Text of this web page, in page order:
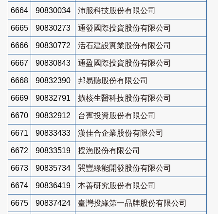
6664 90830034 沛服科技股份有限公司
6665 90830273 通發國際投資股份有限公司
6666 90830772 活石建設實業股份有限公司
6667 90830843 通盈國際投資股份有限公司
6668 90832390 邦易聽股份有限公司
6669 90832791 擴核生醫科技股份有限公司
6670 90832912 台寯投資股份有限公司
6671 90833433 漢佳合企業股份有限公司
6672 90833519 授漁股份有限公司
6673 90835734 巽豐綠能開發股份有限公司
6674 90836419 本善研究股份有限公司
6675 90837424 臺灣投緣第一品牌股份有限公司